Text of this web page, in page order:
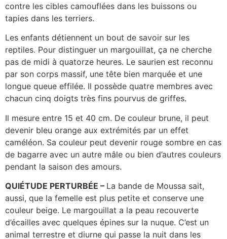
contre les cibles camouflées dans les buissons ou
tapies dans les terriers.
Les enfants détiennent un bout de savoir sur les
reptiles. Pour distinguer un margouillat, ça ne cherche
pas de midi à quatorze heures. Le saurien est reconnu
par son corps massif, une tête bien marquée et une
longue queue effilée. Il possède quatre membres avec
chacun cinq doigts très fins pourvus de griffes.
Il mesure entre 15 et 40 cm. De couleur brune, il peut
devenir bleu orange aux extrémités par un effet
caméléon. Sa couleur peut devenir rouge sombre en cas
de bagarre avec un autre mâle ou bien d’autres couleurs
pendant la saison des amours.
QUIÉTUDE PERTURBÉE – La bande de Moussa sait,
aussi, que la femelle est plus petite et conserve une
couleur beige. Le margouillat a la peau recouverte
d’écailles avec quelques épines sur la nuque. C’est un
animal terrestre et diurne qui passe la nuit dans les